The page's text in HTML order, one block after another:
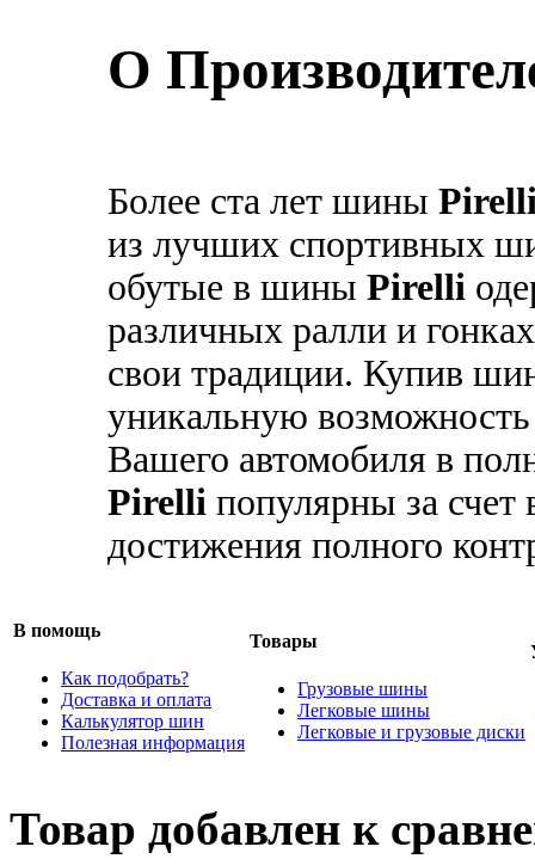
О
Более ста лет шины
из лучших спортивных
обутые в шины Pirelli
различных ралли и
свои традиции. Купив
уникальную
Вашего автомобиля в
Pirelli популярны за счет
достижения полного
В помощь
Как подобрать?
Доставка и оплата
Калькулятор шин
Полезная информация
Товары
Грузовые шины
Легковые шины
Легковые и грузовые диски
Товар добавлен к